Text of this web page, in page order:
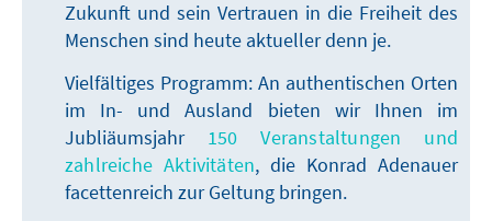
Zukunft und sein Vertrauen in die Freiheit des
Menschen sind heute aktueller denn je.
Vielfältiges Programm: An authentischen Orten
im In- und Ausland bieten wir Ihnen im
Jubliäumsjahr 150 Veranstaltungen und
zahlreiche Aktivitäten, die Konrad Adenauer
facettenreich zur Geltung bringen.